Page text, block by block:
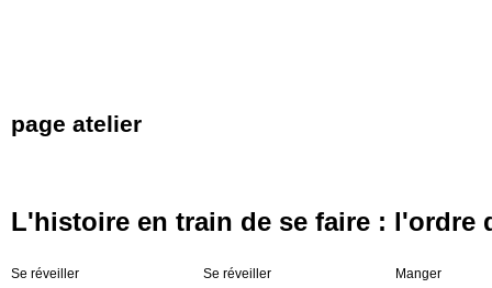
page atelier
L'histoire en train de se faire : l'ordre
Se réveiller
Se réveiller
Manger